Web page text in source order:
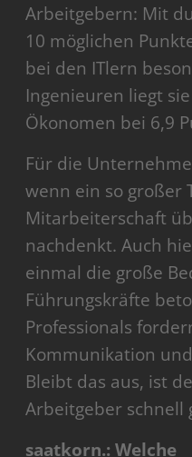
Arbeitgebern: Mit
10 möglichen
bei den ITlern
Ingenieuren liegt
Ökonomen bei 6,9
Für die
wenn ein so großer
Mitarbeiterschaft
nachdenkt. Auch
einmal die große
Führungskräfte
Professionals
Kommunikation
Bleibt das aus, ist
Arbeitgeber schnell
saatkorn.: Welche